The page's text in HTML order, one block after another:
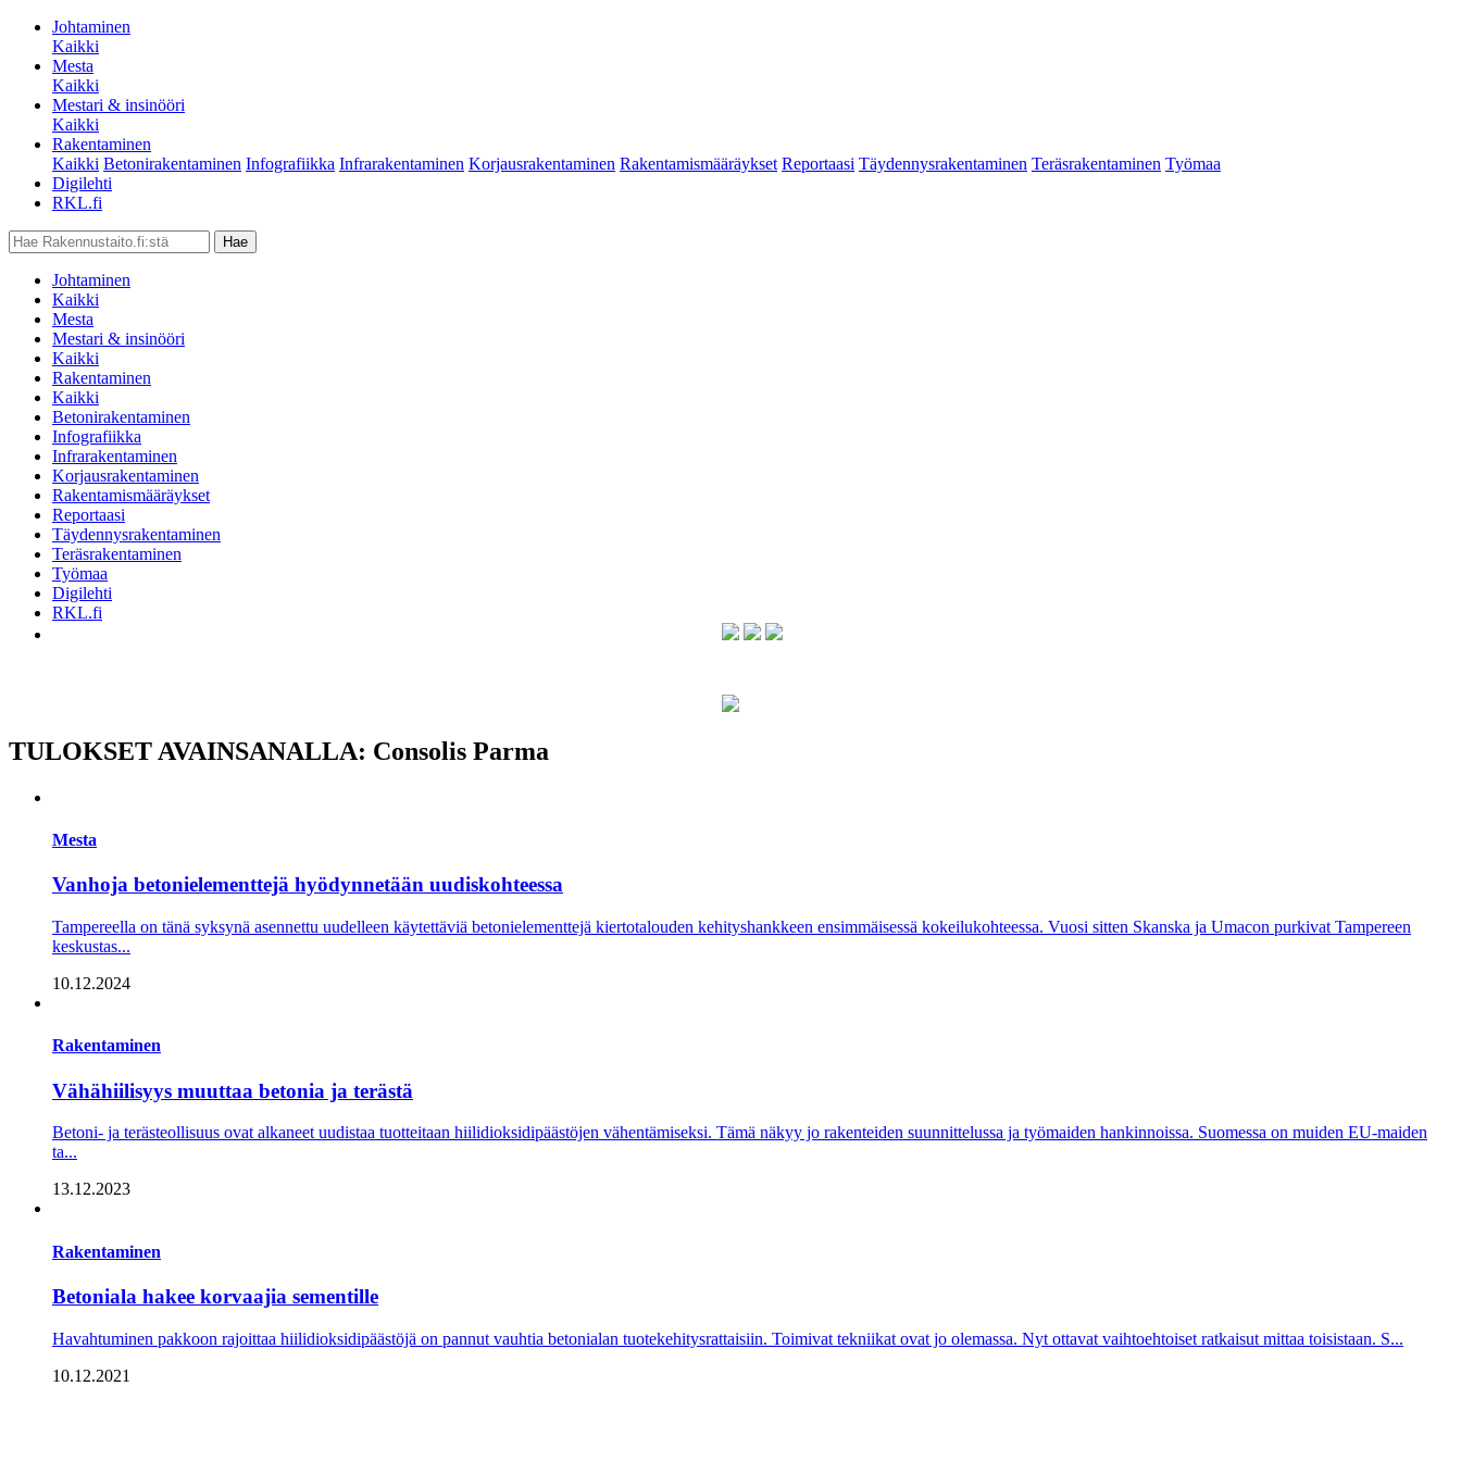
Johtaminen
Kaikki
Mesta
Kaikki
Mestari & insinööri
Kaikki
Rakentaminen
Kaikki Betonirakentaminen Infografiikka Infrarakentaminen Korjausrakentaminen Rakentamismääräykset Reportaasi Täydennysrakentaminen Teräsrakentaminen Työmaa
Digilehti
RKL.fi
Johtaminen
Kaikki
Mesta
Mestari & insinööri
Kaikki
Rakentaminen
Kaikki
Betonirakentaminen
Infografiikka
Infrarakentaminen
Korjausrakentaminen
Rakentamismääräykset
Reportaasi
Täydennysrakentaminen
Teräsrakentaminen
Työmaa
Digilehti
RKL.fi
TULOKSET AVAINSANALLA: Consolis Parma
Mesta
Vanhoja betonielementtejä hyödynnetään uudiskohteessa
Tampereella on tänä syksynä asennettu uudelleen käytettäviä betonielementtejä kiertotalouden kehityshankkeen ensimmäisessä kokeilukohteessa. Vuosi sitten Skanska ja Umacon purkivat Tampereen
keskustas...
10.12.2024
Rakentaminen
Vähähiilisyys muuttaa betonia ja terästä
Betoni- ja terästeollisuus ovat alkaneet uudistaa tuotteitaan hiilidioksidipäästöjen vähentämiseksi. Tämä näkyy jo rakenteiden suunnittelussa ja työmaiden hankinnoissa. Suomessa on muiden EU-maiden
ta...
13.12.2023
Rakentaminen
Betoniala hakee korvaajia sementille
Havahtuminen pakkoon rajoittaa hiilidioksidipäästöjä on pannut vauhtia betonialan tuotekehitysrattaisiin. Toimivat tekniikat ovat jo olemassa. Nyt ottavat vaihtoehtoiset ratkaisut mittaa toisistaan. S...
10.12.2021